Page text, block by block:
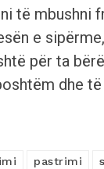
të
e
për ta
dhe
pastrimi